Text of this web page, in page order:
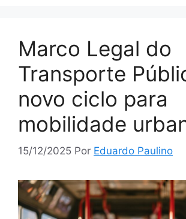
Marco Legal do
Transporte
novo ciclo para
mobilidade
15/12/2025 Por Eduardo Paulino